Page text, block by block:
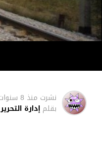
نشرت منذ 8 سنوات
بقلم إدارة التحرير